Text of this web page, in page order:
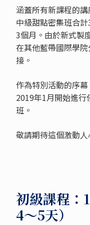
涵蓋所有新課程的
中級甜點密集班合
3個月。由於新式製
在其他藍帶國際學
接。
作為特別活動的序
2019年1月開始進
班。
敬請期待這個激動人
初級課程：
4～5天）